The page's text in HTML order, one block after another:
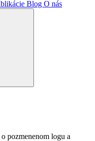
Blog O nás
pozmenenom logu a